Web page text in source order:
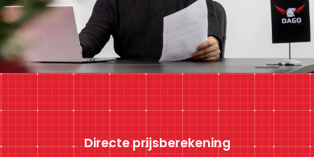
Directe prijsberekening